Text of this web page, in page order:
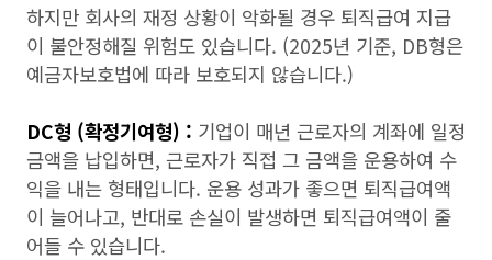
하지만 회사의 재정 상황이 악화될 경우 퇴직급여 지급
이 불안정해질 위험도 있습니다. (2025년 기준, DB형은
예금자보호법에 따라 보호되지 않습니다.)
DC형 (확정기여형) : 기업이 매년 근로자의 계좌에 일정
금액을 납입하면, 근로자가 직접 그 금액을 운용하여 수
익을 내는 형태입니다. 운용 성과가 좋으면 퇴직급여액
이 늘어나고, 반대로 손실이 발생하면 퇴직급여액이 줄
어들 수 있습니다.